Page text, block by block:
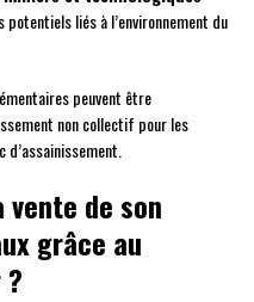
potentiels liés à l’environnement du
peuvent être
non collectif pour les
de son
grâce au